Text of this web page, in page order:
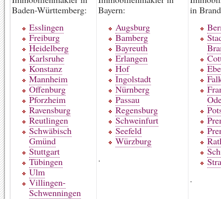
Baden-Württemberg:
Esslingen
Freiburg
Heidelberg
Karlsruhe
Konstanz
Mannheim
Offenburg
Pforzheim
Ravensburg
Reutlingen
Schwäbisch
Gmünd
Stuttgart
Tübingen
Ulm
Villingen-
Schwenningen
Bayern:
Augsburg
Bamberg
Bayreuth
Erlangen
Hof
Ingolstadt
Nürnberg
Passau
Regensburg
Schweinfurt
Seefeld
Würzburg
.
in
.